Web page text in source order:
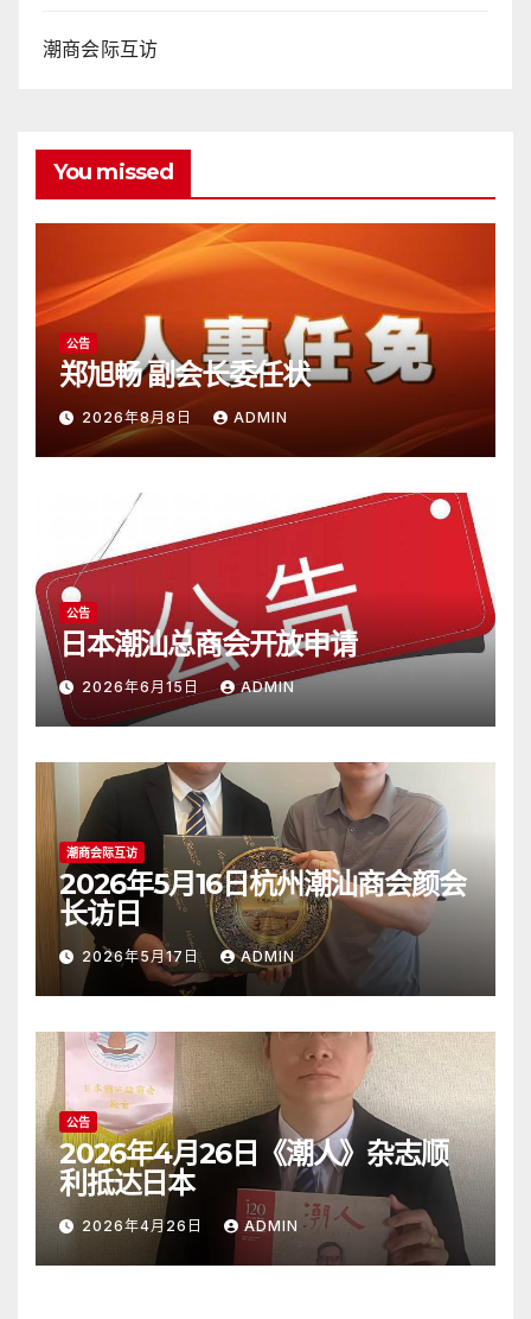
潮商会际互访
You missed
公告
郑旭畅 副会长委任状
2026年8月8日 ADMIN
公告
日本潮汕总商会开放申请
2026年6月15日 ADMIN
潮商会际互访
2026年5月16日杭州潮汕商会颜会
长访日
2026年5月17日 ADMIN
公告
2026年4月26日《潮人》杂志顺
利抵达日本
2026年4月26日 ADMIN